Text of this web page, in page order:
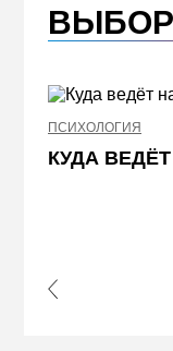
ПСИХОЛОГИЯ
КУДА
Slide